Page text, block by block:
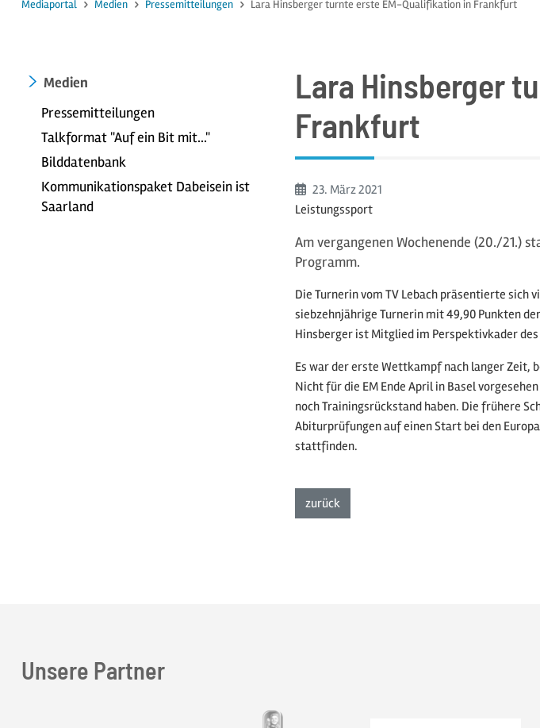
Mediaportal Medien Pressemitteilungen Lara Hinsberger turnte erste EM-Qualifikation in Frankfurt
Medien
Pressemitteilungen
Talkformat "Auf ein Bit mit..."
Bilddatenbank
Kommunikationspaket Dabeisein ist
Saarland
Lara Hinsberger
Frankfurt
Beginn:
23. März2021
Leistungssport
Am vergangenen Wochenende (20./21.)
Programm.
Die Turnerin vom TV Lebach präsentierte
siebzehnjährige Turnerin mit 49,90 Punkten
Hinsberger ist Mitglied im Perspektivkader
Es war der erste Wettkampf nach langer
Nicht für die EM Ende April in Basel
noch Trainingsrückstand haben. Die frühere
Abiturprüfungen auf einen Start bei den
stattfinden.
zurück
Unsere Partner